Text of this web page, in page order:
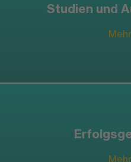
Studien und